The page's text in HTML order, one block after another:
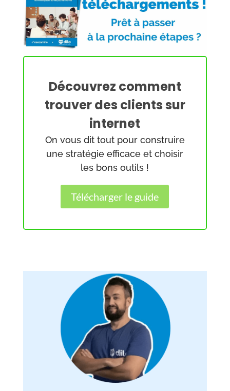
Découvrez comment
trouver des clients sur
internet
On vous dit tout pour construire
une stratégie efficace et choisir
les bons outils !
Télécharger le guide